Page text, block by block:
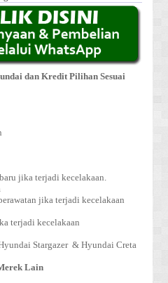
dan Kredit Pilihan Sesuai
jika terjadi kecelakaan.
jika terjadi kecelakaan
terjadi kecelakaan
Stargazer & Hyundai Creta
Lain